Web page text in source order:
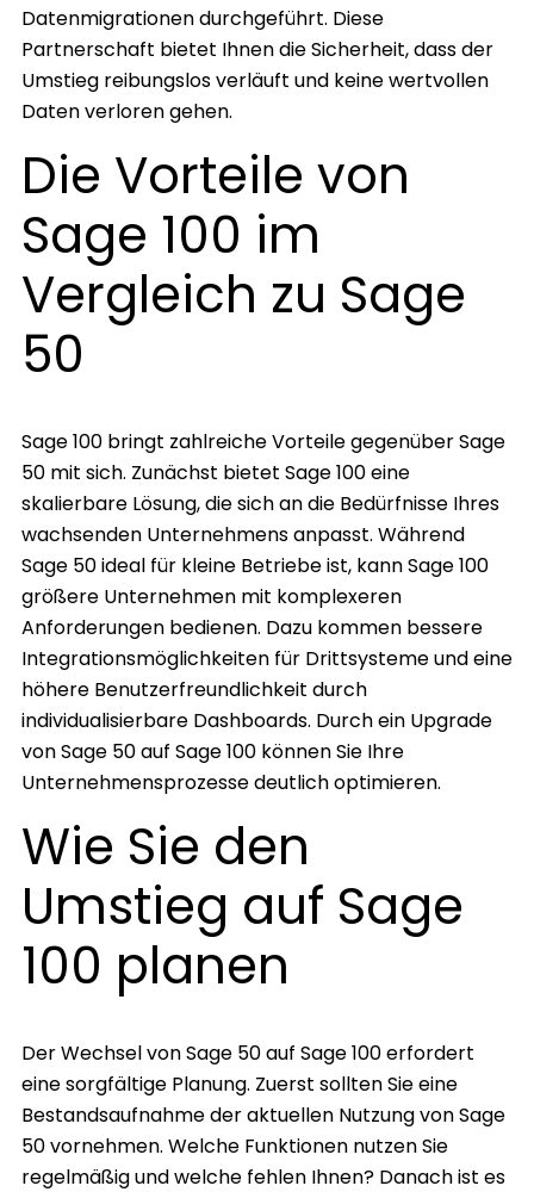
Datenmigrationen durchgeführt. Diese
Partnerschaft bietet Ihnen die Sicherheit, dass der
Umstieg reibungslos verläuft und keine wertvollen
Daten verloren gehen.
Die Vorteile von
Sage 100 im
Vergleich zu Sage
50
Sage 100 bringt zahlreiche Vorteile gegenüber Sage
50 mit sich. Zunächst bietet Sage 100 eine
skalierbare Lösung, die sich an die Bedürfnisse Ihres
wachsenden Unternehmens anpasst. Während
Sage 50 ideal für kleine Betriebe ist, kann Sage 100
größere Unternehmen mit komplexeren
Anforderungen bedienen. Dazu kommen bessere
Integrationsmöglichkeiten für Drittsysteme und eine
höhere Benutzerfreundlichkeit durch
individualisierbare Dashboards. Durch ein Upgrade
von Sage 50 auf Sage 100 können Sie Ihre
Unternehmensprozesse deutlich optimieren.
Wie Sie den
Umstieg auf Sage
100 planen
Der Wechsel von Sage 50 auf Sage 100 erfordert
eine sorgfältige Planung. Zuerst sollten Sie eine
Bestandsaufnahme der aktuellen Nutzung von Sage
50 vornehmen. Welche Funktionen nutzen Sie
regelmäßig und welche fehlen Ihnen? Danach ist es